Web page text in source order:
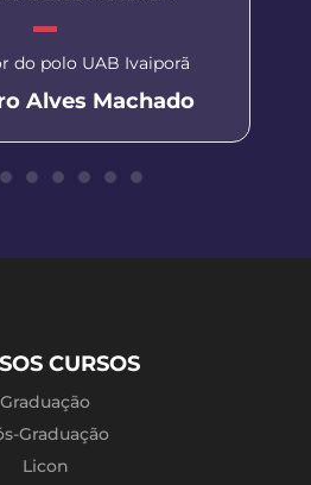
do polo UAB Ivaiporã
Alves Machado
CURSOS
Graduação
Graduação
Licon